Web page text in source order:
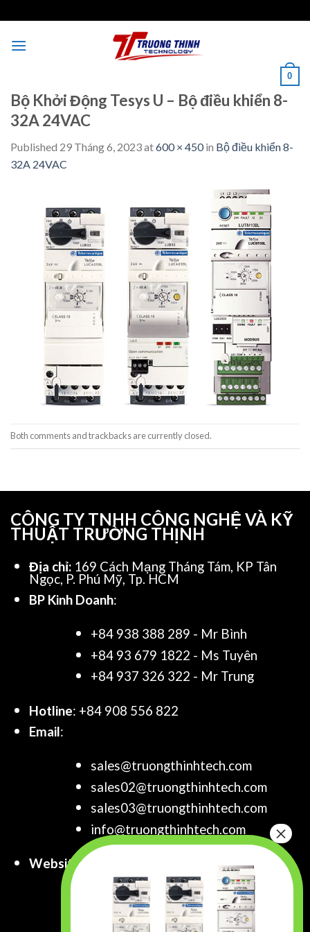
to
content
0
Bộ Khởi Động Tesys U – Bộ điều khiển 8-
32A 24VAC
Published 29 Tháng 6, 2023at600 × 450in Bộ điều khiển 8-
32A 24VAC
Both comments and trackbacks are currently closed.
CÔNG TY TNHH CÔNG NGHỆ VÀ KỸ
THUẬT TRƯỜNG THỊNH
Địa chỉ: 169 Cách Mạng Tháng Tám, KP Tân
Ngọc, P. Phú Mỹ, Tp. HCM
BP Kinh Doanh:
+84 938 388 289 - Mr Bình
+84 93 679 1822 - Ms Tuyên
+84 937 326 322 - Mr Trung
Hotline: +84 908 556 822
Email:
sales@truongthinhtech.com
sales02@truongthinhtech.com
sales03@truongthinhtech.com
info@truongthinhtech.com
Website:
www.truongthinhtech.com
www.components.com.vn